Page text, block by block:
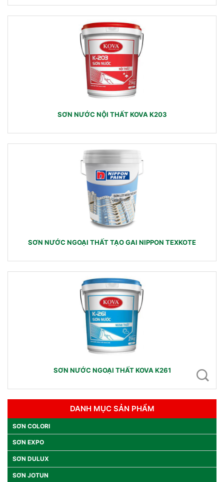
SƠN NƯỚC NỘI THẤT KOVA K203
SƠN NƯỚC NGOẠI THẤT TẠO GAI NIPPON TEXKOTE
SƠN NƯỚC NGOẠI THẤT KOVA K261
DANH MỤC SẢN PHẨM
SƠN COLORI
SƠN EXPO
SƠN DULUX
SƠN JOTUN